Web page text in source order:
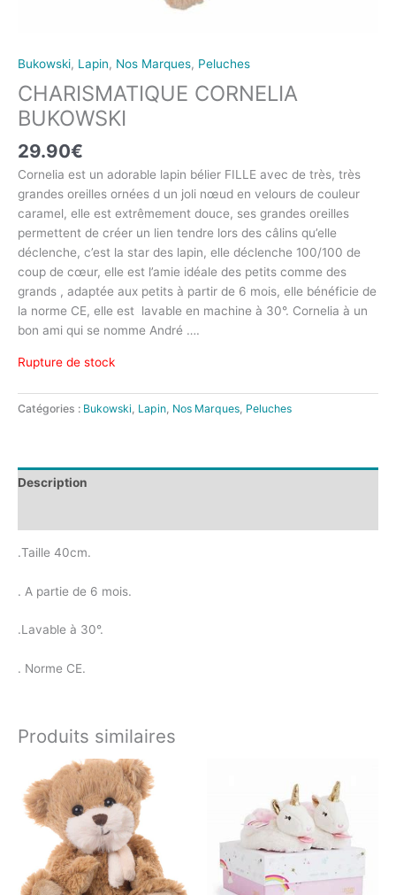
Bukowski, Lapin, Nos Marques, Peluches
CHARISMATIQUE CORNELIA
BUKOWSKI
29.90€
Cornelia est un adorable lapin bélier FILLE avec de très, très
grandes oreilles ornées d un joli nœud en velours de couleur
caramel, elle est extrêmement douce, ses grandes oreilles
permettent de créer un lien tendre lors des câlins qu’elle
déclenche, c’est la star des lapin, elle déclenche 100/100 de
coup de cœur, elle est l’amie idéale des petits comme des
grands , adaptée aux petits à partir de 6 mois, elle bénéficie de
la norme CE, elle est lavable en machine à 30°. Cornelia à un
bon ami qui se nomme André ….
Rupture de stock
Catégories : Bukowski Lapin Nos Marques Peluches
Description
.Taille 40cm.
. A partie de 6 mois.
.Lavable à 30°.
. Norme CE.
Produits similaires